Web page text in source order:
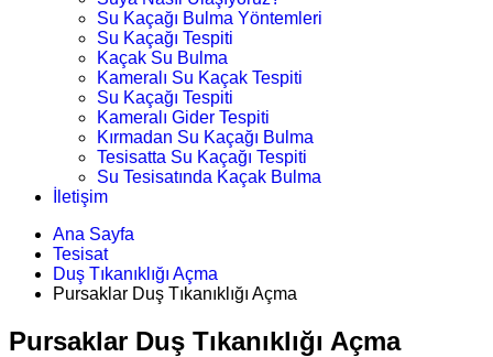
Su Kaçağı Bulma Yöntemleri
Su Kaçağı Tespiti
Kaçak Su Bulma
Kameralı Su Kaçak Tespiti
Su Kaçağı Tespiti
Kameralı Gider Tespiti
Kırmadan Su Kaçağı Bulma
Tesisatta Su Kaçağı Tespiti
Su Tesisatında Kaçak Bulma
İletişim
Ana Sayfa
Tesisat
Duş Tıkanıklığı Açma
Pursaklar Duş Tıkanıklığı Açma
Pursaklar Duş Tıkanıklığı Açma